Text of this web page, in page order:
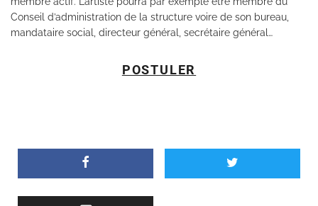
Conseil d’administration de la structure voire de son bureau,
mandataire social, directeur général, secrétaire général…
POSTULER